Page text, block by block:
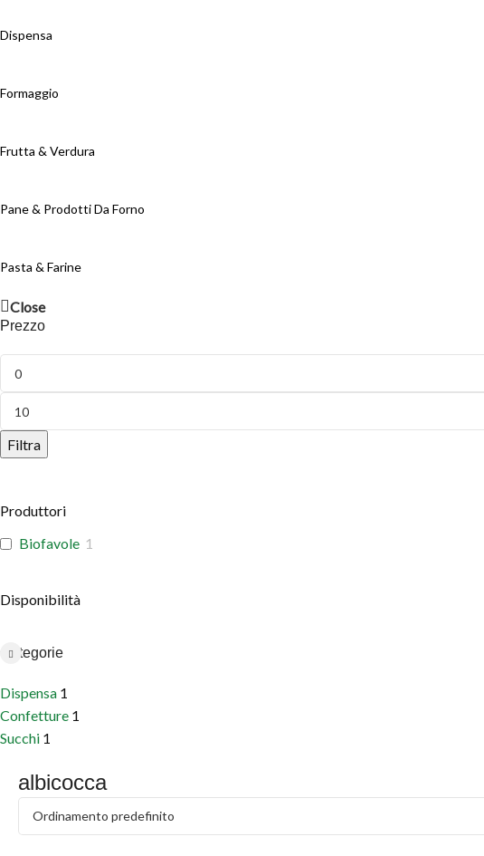
Dispensa
Formaggio
Frutta & Verdura
Pane & Prodotti Da Forno
Pasta & Farine
Close
Prezzo
Filtra
Produttori
Biofavole 1
Disponibilità
Categorie
Dispensa 1
Confetture 1
Succhi 1
albicocca